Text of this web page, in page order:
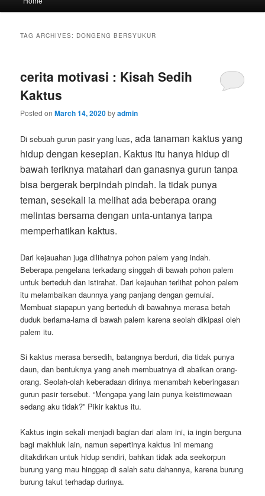
TAG ARCHIVES: DONGENG BERSYUKUR
cerita motivasi : Kisah Sedih
Kaktus
Posted onMarch 14, 2020byadmin
Di sebuah gurun pasir yang luas, ada tanaman kaktus yang
hidup dengan kesepian. Kaktus itu hanya hidup di
bawah teriknya matahari dan ganasnya gurun tanpa
bisa bergerak berpindah pindah. Ia tidak punya
teman, sesekali ia melihat ada beberapa orang
melintas bersama dengan unta-untanya tanpa
memperhatikan kaktus.
Dari kejauahan juga dilihatnya pohon palem yang indah.
Beberapa pengelana terkadang singgah di bawah pohon palem
untuk berteduh dan istirahat. Dari kejauhan terlihat pohon palem
itu melambaikan daunnya yang panjang dengan gemulai.
Membuat siapapun yang berteduh di bawahnya merasa betah
duduk berlama-lama di bawah palem karena seolah dikipasi oleh
palem itu.
Si kaktus merasa bersedih, batangnya berduri, dia tidak punya
daun, dan bentuknya yang aneh membuatnya di abaikan orang-
orang. Seolah-olah keberadaan dirinya menambah keberingasan
gurun pasir tersebut. “Mengapa yang lain punya keistimewaan
sedang aku tidak?” Pikir kaktus itu.
Kaktus ingin sekali menjadi bagian dari alam ini, ia ingin berguna
bagi makhluk lain, namun sepertinya kaktus ini memang
ditakdirkan untuk hidup sendiri, bahkan tidak ada seekorpun
burung yang mau hinggap di salah satu dahannya, karena burung
burung takut terhadap durinya.